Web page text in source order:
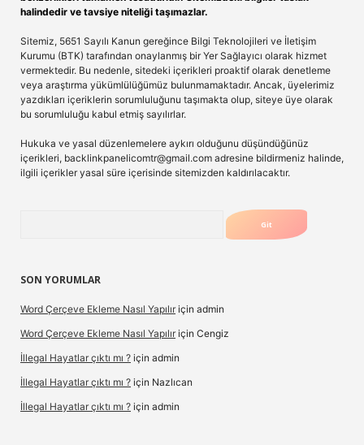
halindedir ve tavsiye niteliği taşımazlar.
Sitemiz, 5651 Sayılı Kanun gereğince Bilgi Teknolojileri ve İletişim
Kurumu (BTK) tarafından onaylanmış bir Yer Sağlayıcı olarak hizmet
vermektedir. Bu nedenle, sitedeki içerikleri proaktif olarak denetleme
veya araştırma yükümlülüğümüz bulunmamaktadır. Ancak, üyelerimiz
yazdıkları içeriklerin sorumluluğunu taşımakta olup, siteye üye olarak
bu sorumluluğu kabul etmiş sayılırlar.
Hukuka ve yasal düzenlemelere aykırı olduğunu düşündüğünüz
içerikleri, backlinkpanelicomtr@gmail.com adresine bildirmeniz halinde,
ilgili içerikler yasal süre içerisinde sitemizden kaldırılacaktır.
SON YORUMLAR
Word Çerçeve Ekleme Nasıl Yapılır için admin
Word Çerçeve Ekleme Nasıl Yapılır için Cengiz
İllegal Hayatlar çıktı mı ? için admin
İllegal Hayatlar çıktı mı ? için Nazlıcan
İllegal Hayatlar çıktı mı ? için admin